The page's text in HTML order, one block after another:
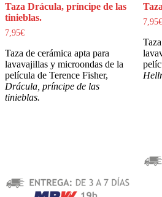
Taza Drácula, príncipe de las
tinieblas.
7,95€
Taza de cerámica apta para
lavavajillas y microondas de la
película de Terence Fisher,
Drácula, príncipe de las
tinieblas.
7,95€